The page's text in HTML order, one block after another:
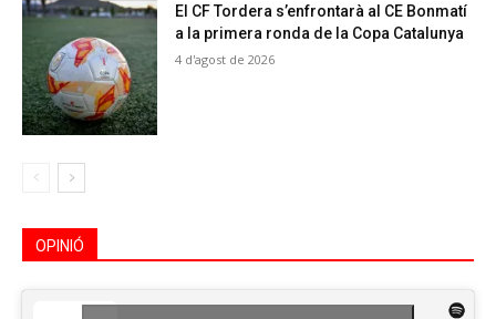
El CF Tordera s’enfrontarà al CE Bonmatí
a la primera ronda de la Copa Catalunya
4 d'agost de 2026
OPINIÓ